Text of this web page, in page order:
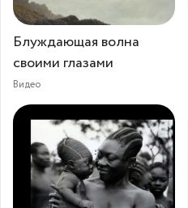
Блуждающая волна
своими глазами⁠⁠
Видео